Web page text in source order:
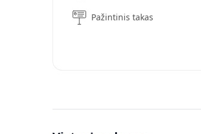
Pažintinis takas